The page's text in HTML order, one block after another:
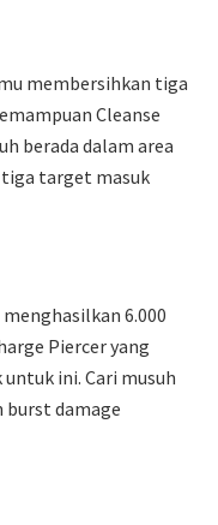
membersihkan tiga
Cleanse
berada dalam area
tiga target masuk
menghasilkan 6.000
Piercer yang
ini. Cari musuh
burst damage